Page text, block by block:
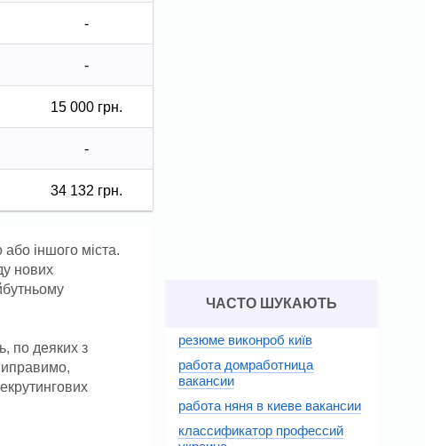
-
-
15 000 грн.
-
34 132 грн.
іншого міста.
нових
по деяких з
ЧАСТО ШУКАЮТЬ
резюме виконроб київ
работа домработница
вакансии
работа няня в киеве вакансии
классификатор профессий